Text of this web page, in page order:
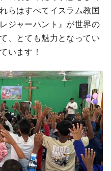
らはすべてイスラム教国
ジャーハント』が世界の
、とても魅力となってい
います！